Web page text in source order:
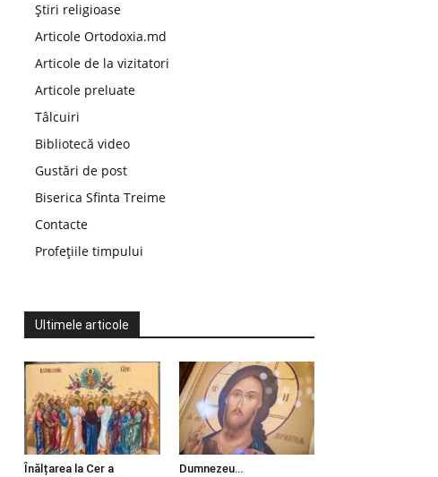
Știri religioase
Articole Ortodoxia.md
Articole de la vizitatori
Articole preluate
Tâlcuiri
Bibliotecă video
Gustări de post
Biserica Sfinta Treime
Contacte
Profețiile timpului
Ultimele articole
Înălțarea la Cer a
Dumnezeu…